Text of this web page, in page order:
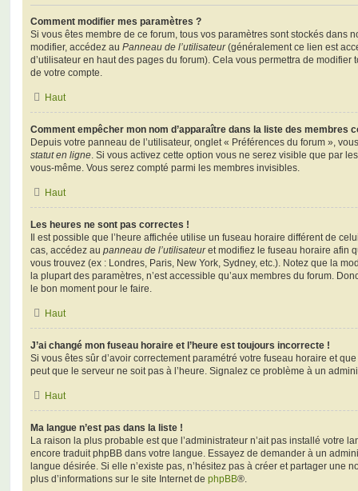
Comment modifier mes paramètres ?
Si vous êtes membre de ce forum, tous vos paramètres sont stockés dans
modifier, accédez au Panneau de l’utilisateur(généralement ce lien est
d’utilisateur en haut des pages du forum). Cela vous permettra de modifier
de votre compte.
Haut
Comment empêcher mon nom d’apparaître dans la liste des membres
Depuis votre panneau de l’utilisateur, onglet « Préférences du forum »,
statut en ligne. Si vous activez cette option vous ne serez visible que par
vous-même. Vous serez compté parmi les membres invisibles.
Haut
Les heures ne sont pas correctes !
Il est possible que l’heure affichée utilise un fuseau horaire différent de
cas, accédez au panneau de l’utilisateuret modifiez le fuseau horaire afin
vous trouvez (ex : Londres, Paris, New York, Sydney, etc.). Notez que la
la plupart des paramètres, n’est accessible qu’aux membres du forum.
le bon moment pour le faire.
Haut
J’ai changé mon fuseau horaire et l’heure est toujours incorrecte !
Si vous êtes sûr d’avoir correctement paramétré votre fuseau horaire et
peut que le serveur ne soit pas à l’heure. Signalez ce problème à un
Haut
Ma langue n’est pas dans la liste !
La raison la plus probable est que l’administrateur n’ait pas installé votre
encore traduit phpBB dans votre langue. Essayez de demander à un
langue désirée. Si elle n’existe pas, n’hésitez pas à créer et partager une
plus d’informations sur le site Internet de phpBB®.